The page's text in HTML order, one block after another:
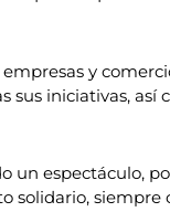
y
iniciativas, así
un espectáculo,
solidario,